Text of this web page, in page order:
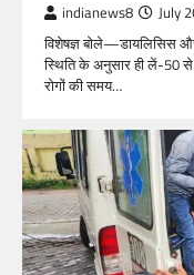
indianews8 July
विशेषज्ञ बोले—डायलिसिस
स्थिति के अनुसार ही लें-50 से
रोगों की समय…